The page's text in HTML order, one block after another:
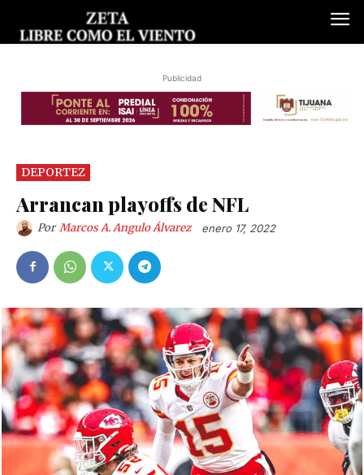
Publicidad
DEPORTEZ
Arrancan playoffs de NFL
Por Marcos A. Angulo Álvarez enero 17, 2022